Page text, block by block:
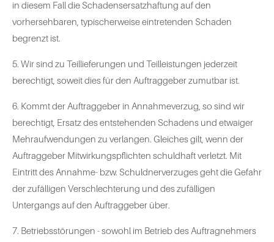
in diesem Fall die Schadensersatzhaftung auf den
vorhersehbaren, typischerweise eintretenden Schaden
begrenzt ist.
5. Wir sind zu Teillieferungen und Teilleistungen jederzeit
berechtigt, soweit dies für den Auftraggeber zumutbar ist.
6. Kommt der Auftraggeber in Annahmeverzug, so sind wir
berechtigt, Ersatz des entstehenden Schadens und etwaiger
Mehraufwendungen zu verlangen. Gleiches gilt, wenn der
Auftraggeber Mitwirkungspflichten schuldhaft verletzt. Mit
Eintritt des Annahme- bzw. Schuldnerverzuges geht die Gefahr
der zufälligen Verschlechterung und des zufälligen
Untergangs auf den Auftraggeber über.
7. Betriebsstörungen - sowohl im Betrieb des Auftragnehmers